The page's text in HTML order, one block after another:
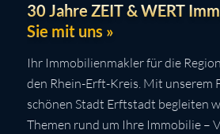
30 Jahre ZEIT & WERT
Sie mit uns »
Ihr Immobilienmakler für die
den Rhein-Erft-Kreis. Mit unserem
schönen Stadt Erftstadt begleiten
Themen rund um Ihre Immobilie –